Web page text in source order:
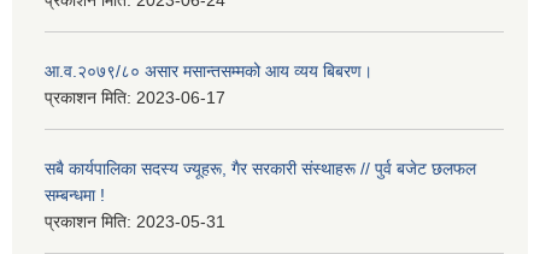
आ.व.२०७९/८० असार मसान्तसम्मको आय व्यय बिबरण।
प्रकाशन मिति: 2023-06-17
सबै कार्यपालिका सदस्य ज्यूहरू, गैर सरकारी संस्थाहरू // पुर्व बजेट छलफल
सम्बन्धमा !
प्रकाशन मिति: 2023-05-31